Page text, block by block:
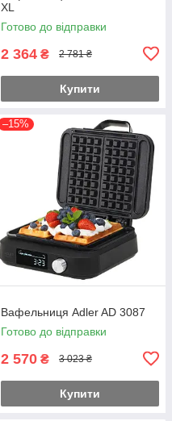
XL
Готово до відправки
2 364 ₴ 2 781 ₴
Купити
–15%
Вафельниця Adler AD 3087
Готово до відправки
2 570 ₴ 3 023 ₴
Купити